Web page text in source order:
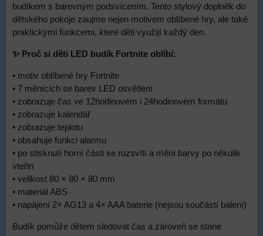
budíkem s barevným podsvícením. Tento stylový doplněk do
dětského pokoje zaujme nejen motivem oblíbené hry, ale také
praktickými funkcemi, které děti využijí každý den.
✨ Proč si děti LED budík Fortnite oblíbí:
• motiv oblíbené hry Fortnite
• 7 měnících se barev LED osvětlení
• zobrazuje čas ve 12hodinovém i 24hodinovém formátu
• zobrazuje kalendář
• zobrazuje teplotu
• obsahuje funkci alarmu
• po stisknutí horní části se rozsvítí a mění barvy po několik
vteřin
• velikost 80 × 80 × 80 mm
• materiál ABS
• napájení 2× AG13 a 4× AAA baterie (nejsou součástí balení)
Budík pomůže dětem sledovat čas a zároveň se stane